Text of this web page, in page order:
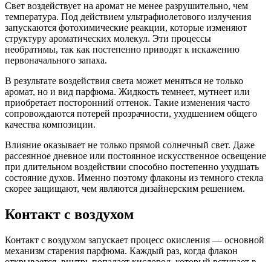
Свет воздействует на аромат не менее разрушительно, чем
температура. Под действием ультрафиолетового излучения
запускаются фотохимические реакции, которые изменяют
структуру ароматических молекул. Эти процессы
необратимы, так как постепенно приводят к искажению
первоначального запаха.
В результате воздействия света может меняться не только
аромат, но и вид парфюма. Жидкость темнеет, мутнеет или
приобретает посторонний оттенок. Такие изменения часто
сопровождаются потерей прозрачности, ухудшением общего
качества композиции.
Влияние оказывает не только прямой солнечный свет. Даже
рассеянное дневное или постоянное искусственное освещение
при длительном воздействии способно постепенно ухудшать
состояние духов. Именно поэтому флаконы из темного стекла
скорее защищают, чем являются дизайнерским решением.
Контакт с воздухом
Контакт с воздухом запускает процесс окисления — основной
механизм старения парфюма. Каждый раз, когда флакон